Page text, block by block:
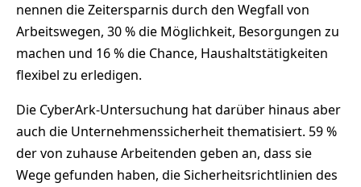
nennen die Zeitersparnis durch den Wegfall von
Arbeitswegen, 30 % die Möglichkeit, Besorgungen zu
machen und 16 % die Chance, Haushaltstätigkeiten
flexibel zu erledigen.
Die CyberArk-Untersuchung hat darüber hinaus aber
auch die Unternehmenssicherheit thematisiert. 59 %
der von zuhause Arbeitenden geben an, dass sie
Wege gefunden haben, die Sicherheitsrichtlinien des